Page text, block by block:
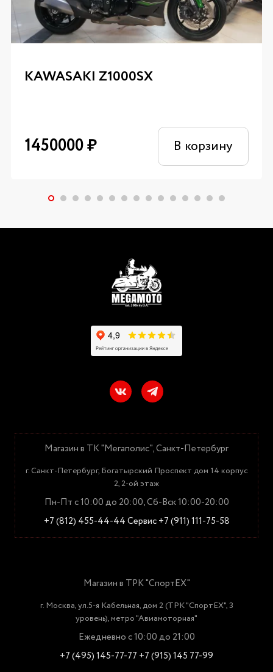
KAWASAKI Z1000SX
1450000₽ В корзину
Магазин в ТК "Мегаполис", Санкт-Петербург
г. Санкт-Петербург, Богатырский Проспект дом 14 корпус
2, 2-ой этаж
Пн-Пт с 10:00 до 20:00, Сб-Вск 10:00-20:00
+7 (812) 455-44-44Сервис +7 (911) 111-75-58
Магазин в ТРК "СпортЕХ"
г. Москва, ул.5-я Кабельная, дом 2 (ТРК "СпортЕХ", 3
уровень), метро "Авиамоторная"
Ежедневно с 10:00 до 21:00
+7 (495) 145-77-77 +7 (915) 145 77-99